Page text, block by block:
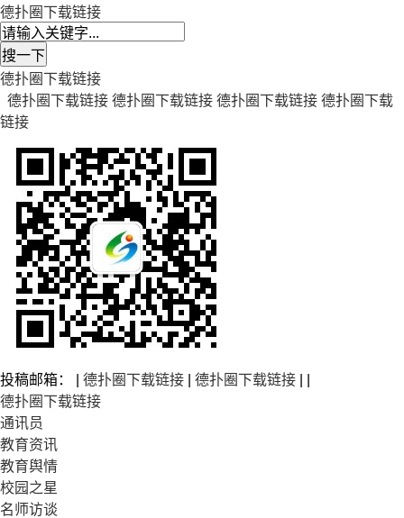
德扑圈下载链接
德扑圈下载链接
德扑圈下载链接 德扑圈下载链接 德扑圈下载链接 德扑圈下载
链接
投稿邮箱： | 德扑圈下载链接 德扑圈下载链接
德扑圈下载链接
通讯员
教育资讯
教育舆情
校园之星
名师访谈